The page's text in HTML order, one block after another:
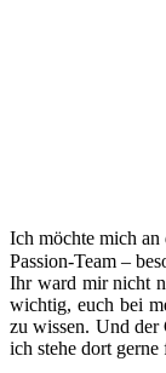
Ich möchte mich an
Passion-Team –
Ihr ward mir nicht
wichtig, euch bei
zu wissen. Und der
ich stehe dort